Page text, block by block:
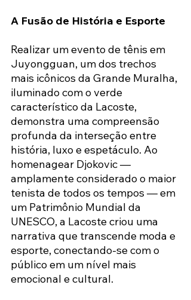
A Fusão de História e Esporte
Realizar um evento de tênis em
Juyongguan, um dos trechos
mais icônicos da Grande Muralha,
iluminado com o verde
característico da Lacoste,
demonstra uma compreensão
profunda da interseção entre
história, luxo e espetáculo. Ao
homenagear Djokovic —
amplamente considerado o maior
tenista de todos os tempos — em
um Patrimônio Mundial da
UNESCO, a Lacoste criou uma
narrativa que transcende moda e
esporte, conectando-se com o
público em um nível mais
emocional e cultural.